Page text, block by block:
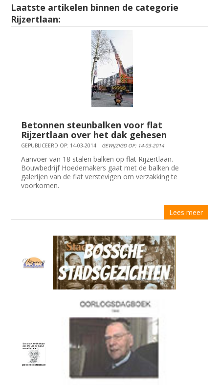
Laatste artikelen binnen de categorie
Rijzertlaan:
Betonnen steunbalken voor flat
Rijzertlaan over het dak gehesen
GEPUBLICEERD OP: 14-03-2014 | GEWIJZIGD OP: 14-03-2014
Aanvoer van 18 stalen balken op flat Rijzertlaan.
Bouwbedrijf Hoedemakers gaat met de balken de
galerijen van de flat verstevigen om verzakking te
voorkomen.
Lees meer